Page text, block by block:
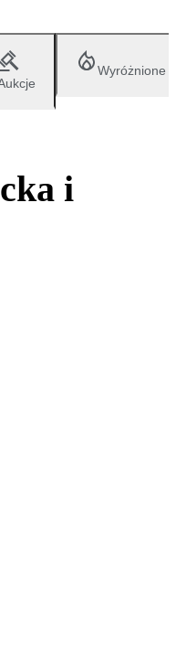
Wyróżnione
i